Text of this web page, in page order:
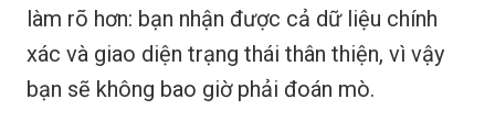
làm rõ hơn: bạn nhận được cả dữ liệu chính
xác và giao diện trạng thái thân thiện, vì vậy
bạn sẽ không bao giờ phải đoán mò.